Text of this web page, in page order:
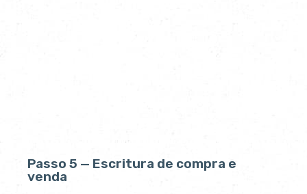
Passo 5 — Escritura de compra e
venda